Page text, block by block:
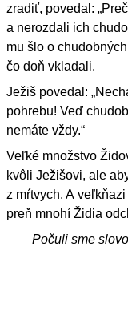
zradiť, povedal:
a nerozdali ich
mu šlo o
čo doň vkladali.
Ježiš povedal:
pohrebu! Veď
nemáte vždy.“
Veľké množstvo
kvôli Ježišovi, ale
z mŕtvych. A
preň mnohí Židia
Počuli sme